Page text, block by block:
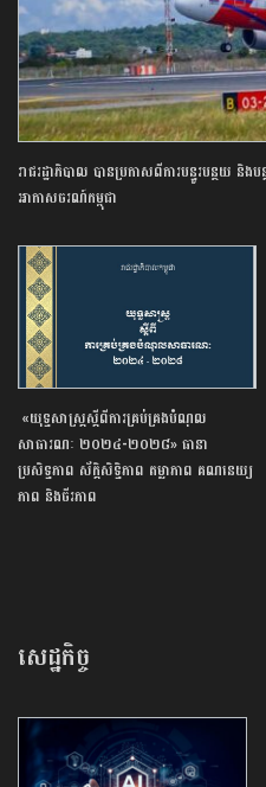
រាជរដ្ឋាភិបាល បានប្រកាសពីការបន្ធូរបន្ថយ
អាកាសចរណ៍កម្ពុជា
«យុទ្ធសាស្ត្រស្តីពីការគ្រប់គ្រងបំណុល
សាធារណៈ ២០២៤-២០២៨» ធានា
ប្រសិទ្ធភាព ស័ក្តិសិទ្ធិភាព តម្លាភាព គណនេយ្យ
ភាព និងចីរភាព
សេដ្ឋកិច្ច